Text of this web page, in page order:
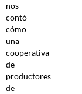
nos
contó
cómo
una
cooperativa
de
productores
de